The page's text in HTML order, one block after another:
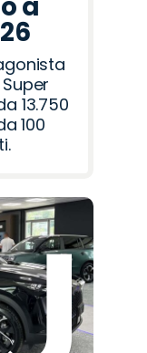
13.750
100